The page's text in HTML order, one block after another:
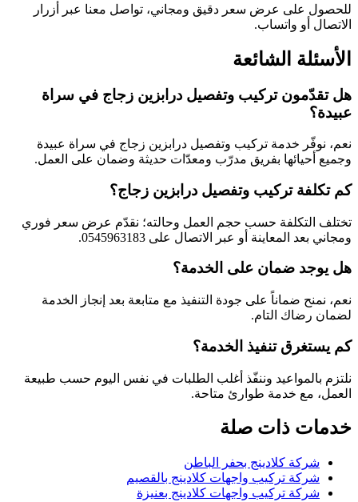
للحصول على عرض سعر دقيق ومجاني، تواصل معنا عبر أزرار
الاتصال أو واتساب.
الأسئلة الشائعة
هل تقدّمون تركيب وتفصيل درابزين زجاج في سراة
عبيدة؟
نعم، نوفّر خدمة تركيب وتفصيل درابزين زجاج في سراة عبيدة
وجميع أحيائها بفريق مدرّب ومعدّات حديثة وضمان على العمل.
كم تكلفة تركيب وتفصيل درابزين زجاج؟
تختلف التكلفة حسب حجم العمل وحالته؛ نقدّم عرض سعر فوري
ومجاني بعد المعاينة أو عبر الاتصال على 0545963183.
هل يوجد ضمان على الخدمة؟
نعم، نمنح ضماناً على جودة التنفيذ مع متابعة بعد إنجاز الخدمة
لضمان رضاك التام.
كم يستغرق تنفيذ الخدمة؟
نلتزم بالمواعيد وننفّذ أغلب الطلبات في نفس اليوم حسب طبيعة
العمل، مع خدمة طوارئ متاحة.
خدمات ذات صلة
شركة كلادينج بحفر الباطن
شركة تركيب واجهات كلادينج بالقصيم
شركة تركيب واجهات كلادينج بعنيزة